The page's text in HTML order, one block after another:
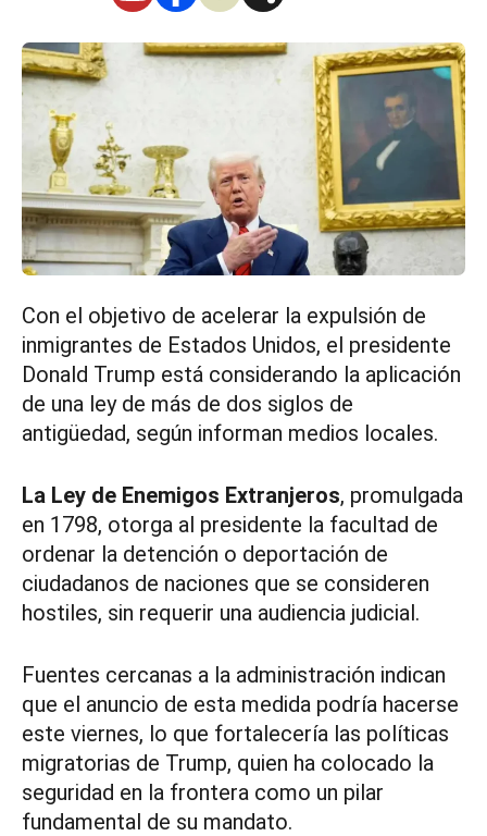
Con el objetivo de acelerar la expulsión de
inmigrantes de Estados Unidos, el presidente
Donald Trump está considerando la aplicación
de una ley de más de dos siglos de
antigüedad, según informan medios locales.
La Ley de Enemigos Extranjeros, promulgada
en 1798, otorga al presidente la facultad de
ordenar la detención o deportación de
ciudadanos de naciones que se consideren
hostiles, sin requerir una audiencia judicial.
Fuentes cercanas a la administración indican
que el anuncio de esta medida podría hacerse
este viernes, lo que fortalecería las políticas
migratorias de Trump, quien ha colocado la
seguridad en la frontera como un pilar
fundamental de su mandato.